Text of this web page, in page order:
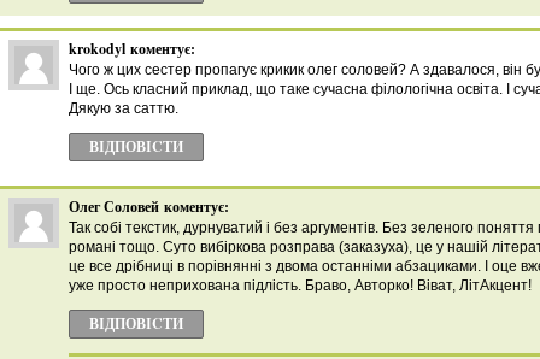
krokodyl коментує:
Чого ж цих сестер пропагує крикик олег соловей? А здавалося, він
І ще. Ось класний приклад, що таке сучасна філологічна освіта. І
Дякую за саттю.
ВІДПОВІCТИ
Олег Соловей коментує:
Так собі текстик, дурнуватий і без аргументів. Без зеленого
романі тощо. Суто вибіркова розправа (заказуха), це у нашій
це все дрібниці в порівнянні з двома останніми абзациками. І оце
уже просто неприхована підлість. Браво, Авторко! Віват, ЛітАкцент!
ВІДПОВІCТИ